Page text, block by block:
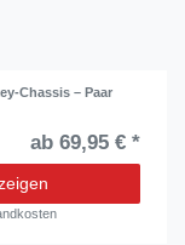
Chassis – Paar
ab 69,95 € *